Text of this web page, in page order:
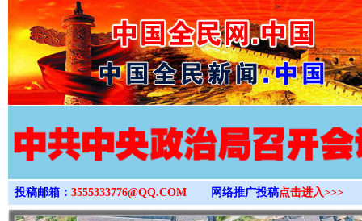
>
投稿邮箱： 3555333776@QQ.COM 网络推广投稿点击进入>>>